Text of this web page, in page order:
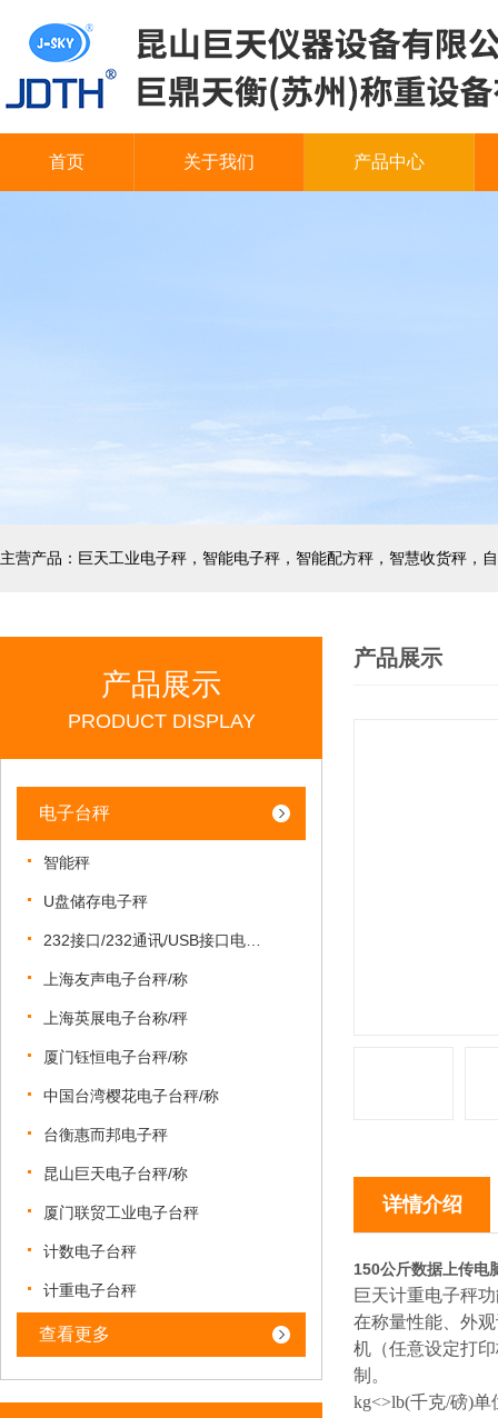
首页 关于我们 产品中心
产品展示
PRODUCT DISPLAY
电子台秤
智能秤
U盘储存电子秤
上海友声电子台秤/称
上海英展电子台称/秤
厦门钰恒电子台秤/称
中国台湾樱花电子台秤/称
台衡惠而邦电子秤
昆山巨天电子台秤/称
厦门联贸工业电子台秤
计数电子台秤
计重电子台秤
查看更多
产品展示
详情介绍
150公斤数据上传电
巨天计重电子秤
在称量性能、外
机（任意设定打
制。
kg<>lb(千克/磅)单